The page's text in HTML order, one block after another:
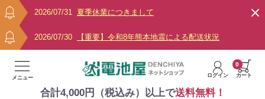
2026/07/31 夏季休業につきまして
2026/07/30 【重要】令和8年熊本地震による配送状況
メニュー ログイン カート
0
合計4,000円（税込み）以上で送料無料！